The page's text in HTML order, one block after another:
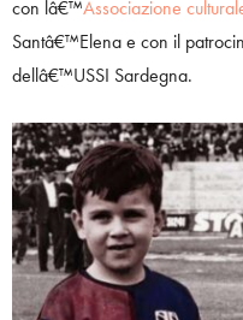
con lâ€™Associazione
Santâ€™Elena e con il
dellâ€™USSI Sardegna.